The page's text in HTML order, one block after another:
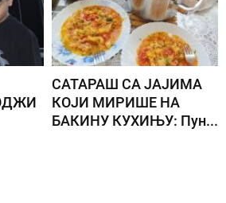
САТАРАШ СА ЈАЈИМА
КОЈИ МИРИШЕ НА
БАКИНУ КУХИЊУ: Пун...